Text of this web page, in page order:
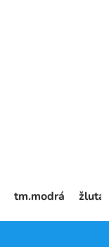
tm.modrá žlutá